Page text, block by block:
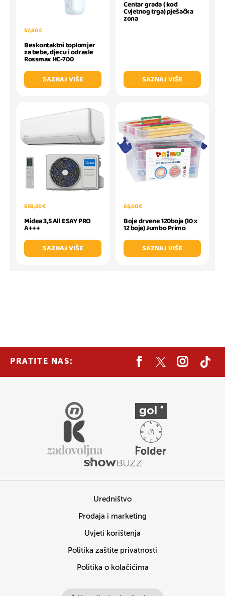
57,80 €
Beskontaktni toplomjer
za bebe, djecu i odrasle
Rossmax HC-700
SAZNAJ VIŠE
Centar grada ( kod
Cvjetnog trga) pješačka
zona
SAZNAJ VIŠE
659,00 €
Midea 3,5 All ESAY PRO
A+++
SAZNAJ VIŠE
65,00 €
Boje drvene 120boja (10 x
12 boja) Jumbo Primo
SAZNAJ VIŠE
PRATITE NAS:
Uredništvo
Prodaja i marketing
Uvjeti korištenja
Politika zaštite privatnosti
Politika o kolačićima